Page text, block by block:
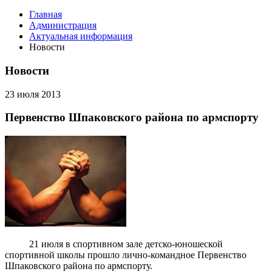
Главная
Администрация
Актуальная информация
Новости
Новости
23 июля 2013
Первенство Шпаковского района по армспорту
21 июля в спортивном зале детско-юношеской
спортивной школы прошло лично-командное Первенство
Шпаковского района по армспорту.